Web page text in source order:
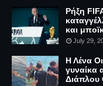
Ρήξη
και
July 29,
Η Λένα
γυναίκα
Διάπλου